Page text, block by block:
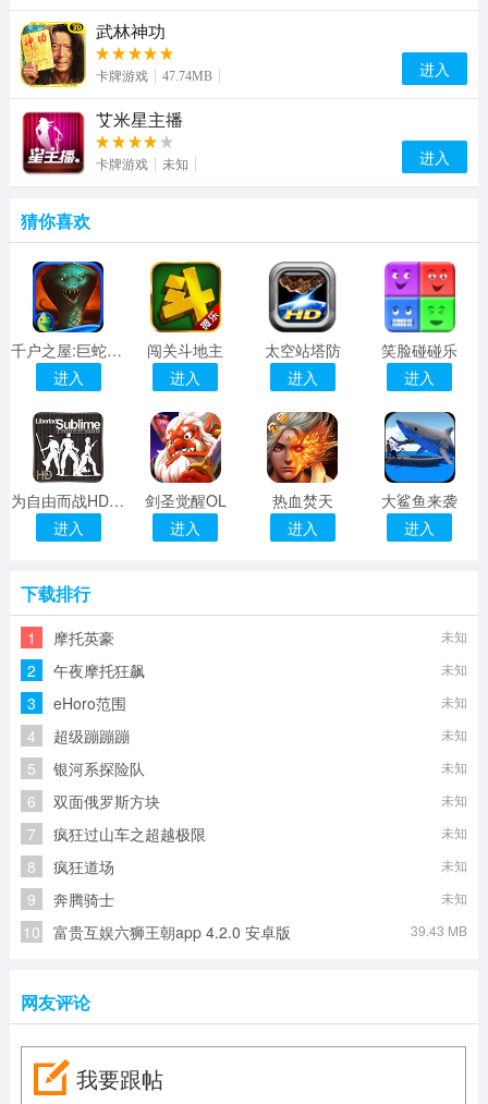
武林神功
卡牌游戏 47.74MB 进入
艾米星主播
卡牌游戏 未知 进入
猜你喜欢
千户之屋:巨蛇烈焰
进入
闯关斗地主
进入
太空站塔防
进入
笑脸碰碰乐
进入
为自由而战HD（精简版）
进入
剑圣觉醒OL
进入
热血焚天
进入
大鲨鱼来袭
进入
下载排行
1 摩托英豪 未知
2 午夜摩托狂飙 未知
3 eHoro范围 未知
4 超级蹦蹦蹦 未知
5 银河系探险队 未知
6 双面俄罗斯方块 未知
7 疯狂过山车之超越极限 未知
8 疯狂道场 未知
9 奔腾骑士 未知
10 富贵互娱六狮王朝app 4.2.0 安卓版 39.43 MB
网友评论
我要跟帖